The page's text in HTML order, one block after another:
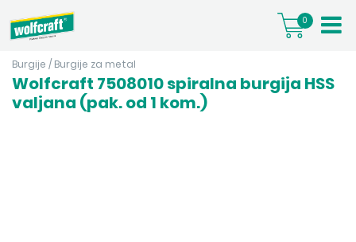
0
Burgije / Burgije za metal
Wolfcraft 7508010 spiralna burgija HSS
valjana (pak. od 1 kom.)